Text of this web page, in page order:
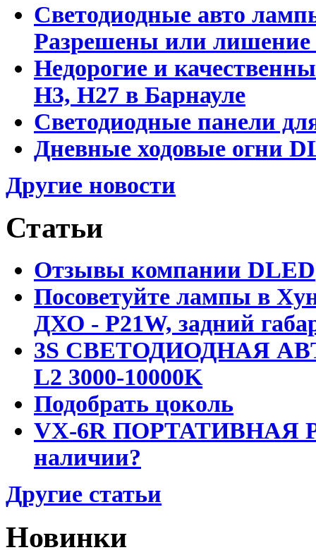
Светодиодные авто
Разрешены или лишение
Недорогие и
Н3, Н27 в Барнауле
Светодиодные панели
Дневные ходовые огни
Другие новости
Статьи
Отзывы компании DLED
Посоветуйте лампы в
ДХО - P21W, задний
3S СВЕТОДИОДНАЯ
L2 3000-10000K
Подобрать цоколь
VX-6R ПОРТАТИВНАЯ
наличии?
Другие статьи
Новинки